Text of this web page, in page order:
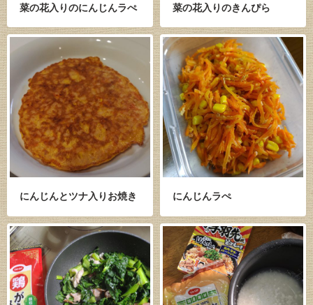
菜の花入りのにんじんラぺ 菜の花入りのきんぴら
にんじんとツナ入りお焼き にんじんラぺ